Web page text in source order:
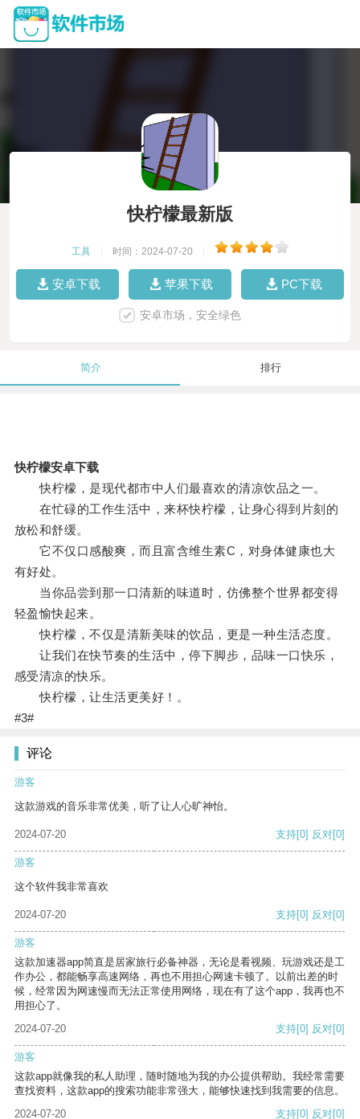
快柠檬最新版
工具 时间：2024-07-20
安卓下载 苹果下载 PC下载
安卓市场，安全绿色
简介 排行
快柠檬安卓下载
快柠檬，是现代都市中人们最喜欢的清凉饮品之一。
在忙碌的工作生活中，来杯快柠檬，让身心得到片刻的
放松和舒缓。
它不仅口感酸爽，而且富含维生素C，对身体健康也大
有好处。
当你品尝到那一口清新的味道时，仿佛整个世界都变得
轻盈愉快起来。
快柠檬，不仅是清新美味的饮品，更是一种生活态度。
让我们在快节奏的生活中，停下脚步，品味一口快乐，
感受清凉的快乐。
快柠檬，让生活更美好！。
#3#
评论
游客
这款游戏的音乐非常优美，听了让人心旷神怡。
2024-07-20 支持[0] 反对[0]
游客
这个软件我非常喜欢
2024-07-20 支持[0] 反对[0]
游客
这款加速器app简直是居家旅行必备神器，无论是看视频、玩游戏还是工
作办公，都能畅享高速网络，再也不用担心网速卡顿了。以前出差的时
候，经常因为网速慢而无法正常使用网络，现在有了这个app，我再也不
用担心了。
2024-07-20
支持[0] 反对[0]
游客
这款app就像我的私人助理，随时随地为我的办公提供帮助。我经常需要
查找资料，这款app的搜索功能非常强大，能够快速找到我需要的信息。
2024-07-20
支持[0] 反对[0]